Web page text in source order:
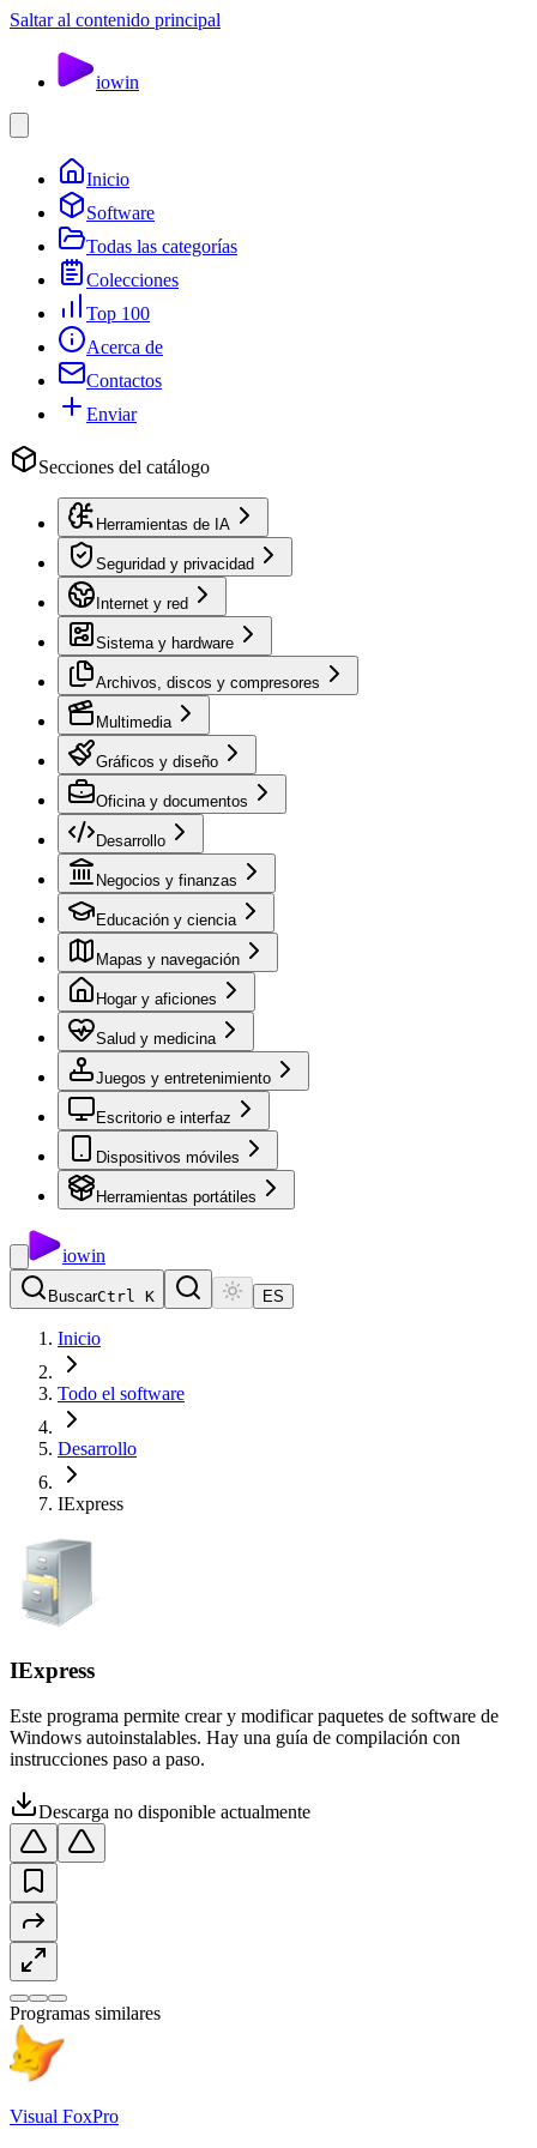
Saltar al contenido principal
iowin
Inicio
Software
Todas las categorías
Colecciones
Top 100
Acerca de
Contactos
Enviar
Secciones del catálogo
Herramientas de IA
Seguridad y privacidad
Internet y red
Sistema y hardware
Archivos, discos y compresores
Multimedia
Gráficos y diseño
Oficina y documentos
Desarrollo
Negocios y finanzas
Educación y ciencia
Mapas y navegación
Hogar y aficiones
Salud y medicina
Juegos y entretenimiento
Escritorio e interfaz
Dispositivos móviles
Herramientas portátiles
iowin
BuscarCtrl K ES
Inicio
Todo el software
Desarrollo
IExpress
IExpress
Este programa permite crear y modificar paquetes de software de
Windows autoinstalables. Hay una guía de compilación con
instrucciones paso a paso.
Descarga no disponible actualmente
Programas similares
Visual FoxPro